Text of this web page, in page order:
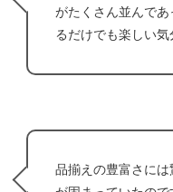
がたくさん並んで
るだけでも楽しい気
品揃えの豊富さに